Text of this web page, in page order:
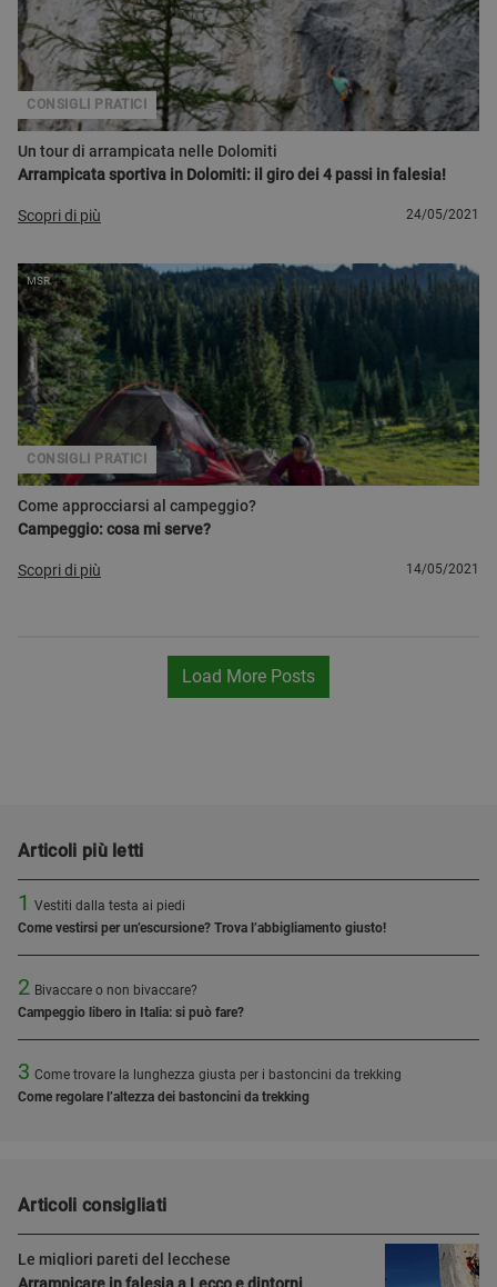
Un tour di arrampicata nelle Dolomiti
Arrampicata sportiva in Dolomiti: il giro dei 4 passi in falesia!
CONSIGLI PRATICI
Scopri di più 24/05/2021
Come approcciarsi al campeggio?
Campeggio: cosa mi serve?
CONSIGLI PRATICI
MSR
Scopri di più 14/05/2021
Load More Posts
Articoli più letti
1 Vestiti dalla testa ai piedi
Come vestirsi per un’escursione? Trova l’abbigliamento giusto!
2 Bivaccare o non bivaccare?
Campeggio libero in Italia: si può fare?
3 Come trovare la lunghezza giusta per i bastoncini da trekking
Come regolare l’altezza dei bastoncini da trekking
Articoli consigliati
Le migliori pareti del lecchese